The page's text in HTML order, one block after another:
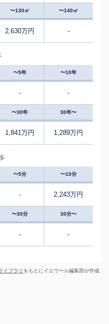
〜130㎡ 〜140㎡
2,630万円 -
〜5年 〜10年
- -
〜30年 30年〜
1,841万円 1,289万円
〜5分 〜10分
- 2,243万円
〜30分 30分〜
- -
イブラリ をもとにイエウール編集部が作成